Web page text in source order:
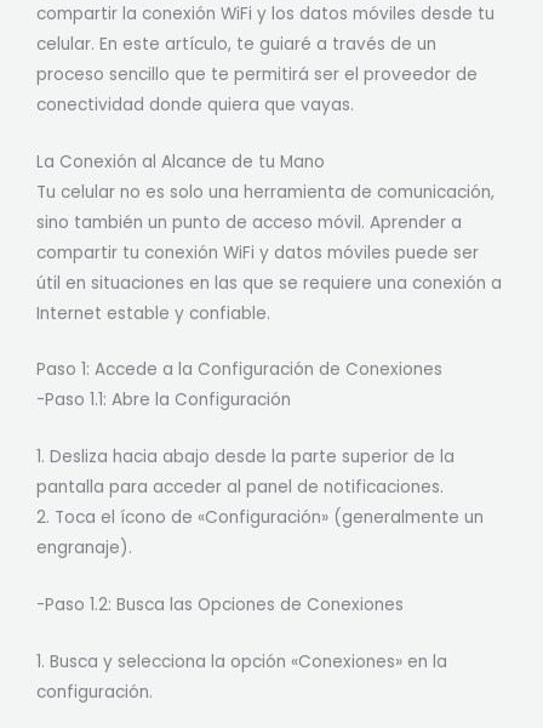
compartir la conexión WiFi y los datos móviles desde tu
celular. En este artículo, te guiaré a través de un
proceso sencillo que te permitirá ser el proveedor de
conectividad donde quiera que vayas.
La Conexión al Alcance de tu Mano
Tu celular no es solo una herramienta de comunicación,
sino también un punto de acceso móvil. Aprender a
compartir tu conexión WiFi y datos móviles puede ser
útil en situaciones en las que se requiere una conexión a
Internet estable y confiable.
Paso 1: Accede a la Configuración de Conexiones
-Paso 1.1: Abre la Configuración
1. Desliza hacia abajo desde la parte superior de la
pantalla para acceder al panel de notificaciones.
2. Toca el ícono de «Configuración» (generalmente un
engranaje).
-Paso 1.2: Busca las Opciones de Conexiones
1. Busca y selecciona la opción «Conexiones» en la
configuración.